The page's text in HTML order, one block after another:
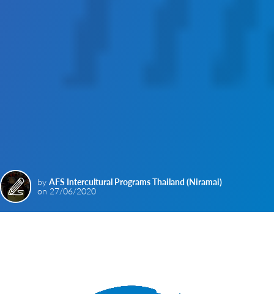
by AFS Intercultural Programs Thailand (Niramai)
on 27/06/2020